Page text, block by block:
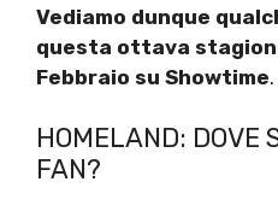
Vediamo dunque
questa ottava
Febbraio su Showtime.
HOMELAND: DOVE
FAN?